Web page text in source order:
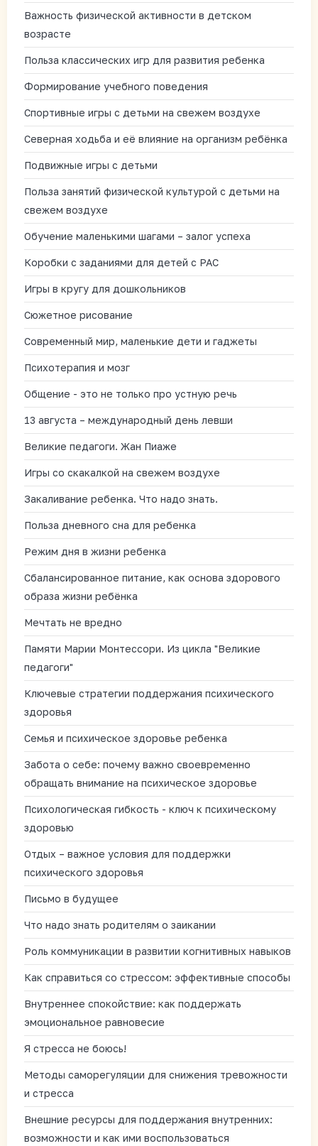
Важность физической активности в детском
возрасте
Польза классических игр для развития ребенка
Формирование учебного поведения
Спортивные игры с детьми на свежем воздухе
Северная ходьба и её влияние на организм ребёнка
Подвижные игры с детьми
Польза занятий физической культурой с детьми на
свежем воздухе
Обучение маленькими шагами – залог успеха
Коробки с заданиями для детей с РАС
Игры в кругу для дошкольников
Сюжетное рисование
Современный мир, маленькие дети и гаджеты
Психотерапия и мозг
Общение - это не только про устную речь
13 августа – международный день левши
Великие педагоги. Жан Пиаже
Игры со скакалкой на свежем воздухе
Закаливание ребенка. Что надо знать.
Польза дневного сна для ребенка
Режим дня в жизни ребенка
Сбалансированное питание, как основа здорового
образа жизни ребёнка
Мечтать не вредно
Памяти Марии Монтессори. Из цикла "Великие
педагоги"
Ключевые стратегии поддержания психического
здоровья
Семья и психическое здоровье ребенка
Забота о себе: почему важно своевременно
обращать внимание на психическое здоровье
Психологическая гибкость - ключ к психическому
здоровью
Отдых – важное условия для поддержки
психического здоровья
Письмо в будущее
Что надо знать родителям о заикании
Роль коммуникации в развитии когнитивных навыков
Как справиться со стрессом: эффективные способы
Внутреннее спокойствие: как поддержать
эмоциональное равновесие
Я стресса не боюсь!
Методы саморегуляции для снижения тревожности
и стресса
Внешние ресурсы для поддержания внутренних:
возможности и как ими воспользоваться